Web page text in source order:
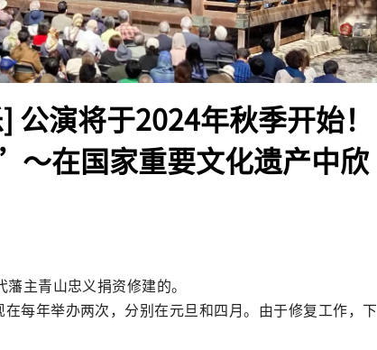
演将于2024年秋季开始！
～在国家重要文化遗产中欣
主青山忠义捐资修建的。
每年举办两次，分别在元旦和四月。由于修复工作，下